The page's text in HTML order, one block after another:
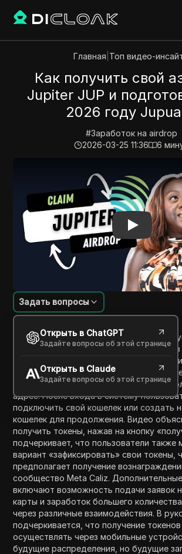
Главная Топ видео-
Как получить свой
Jupiter JUP и
2026 году
#Заработок на airdrop
2026-03-25 11:36
6
Введение в содержание
Задать вопросы
Открыть в ChatGPT
Задайте вопросы об этой странице
Открыть в Claude
Задайте вопросы об этой странице
Это видео предоставляет пошаговое
том, как получить свои токены CH
Оно начинается с инструкций по входу
на сайте J.J. и аутентификации вашей
помощью кода, отправленного на ваш
адрес. После входа в систему
подключить свой кошелек или создать
кошелек для продолжения. Видео
получить токены, нажав на кнопку
подчеркивает, что пользователи также
вариант «зафиксировать» свои токены,
предполагает получение
сообщество Meta Caliz.
включают возможность подачи заявок
карты и заработок большего
через различные взаимодействия. В
подчеркивается, что получение
осуществлять через мобильные
будущие распределения, но будущие